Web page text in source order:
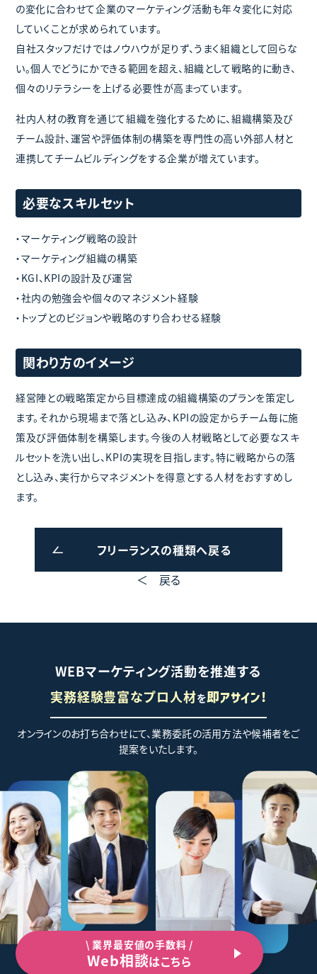
の変化に合わせて企業のマーケティング活動も年々変化に対応
していくことが求められています。
自社スタッフだけではノウハウが足りず、うまく組織として回らな
い。個人でどうにかできる範囲を超え、組織として戦略的に動き、
個々のリテラシーを上げる必要性が高まっています。
社内人材の教育を通じて組織を強化するために、組織構築及び
チーム設計、運営や評価体制の構築を専門性の高い外部人材と
連携してチームビルディングをする企業が増えています。
必要なスキルセット
・マーケティング戦略の設計
・マーケティング組織の構築
・KGI、KPIの設計及び運営
・社内の勉強会や個々のマネジメント経験
・トップとのビジョンや戦略のすり合わせる経験
関わり方のイメージ
経営陣との戦略策定から目標達成の組織構築のプランを策定し
ます。それから現場まで落とし込み、KPIの設定からチーム毎に施
策及び評価体制を構築します。今後の人材戦略として必要なスキ
ルセットを洗い出し、KPIの実現を目指します。特に戦略からの落
とし込み、実行からマネジメントを得意とする人材をおすすめし
ます。
フリーランスの種類へ戻る
＜ 戻る
WEBマーケティング活動を推進する
実務経験豊富なプロ人材を即アサイン!
オンラインのお打ち合わせにて、業務委託の活用方法や候補者をご
提案をいたします。
\ 業界最安値の手数料 /
Web相談はこちら